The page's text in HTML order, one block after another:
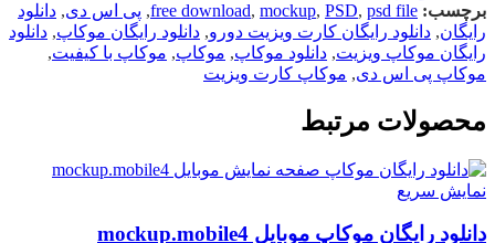
برچسب:
free download, mockup, PSD, psd file
, پی اس دی, دانلود
رایگان, دانلود رایگان کارت ویزیت دورو, دانلود رایگان موکاپ, دانلود
رایگان موکاپ ویزیت, دانلود موکاپ, موکاپ, موکاپ با کیفیت,
موکاپ پی اس دی, موکاپ کارت ویزیت
محصولات مرتبط
نمایش سریع
دانلود رایگان موکاپ موبایل mockup.mobile4